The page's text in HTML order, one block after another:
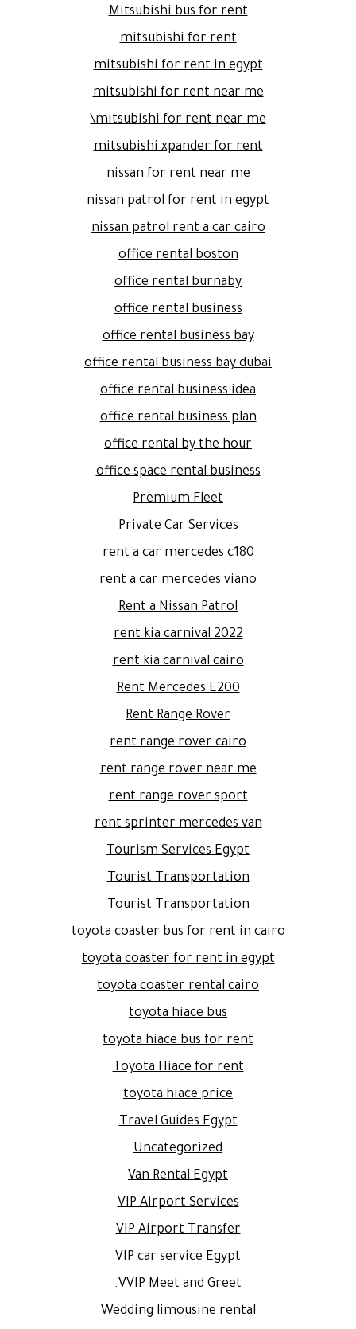
Mitsubishi bus for rent
mitsubishi for rent
mitsubishi for rent in egypt
mitsubishi for rent near me
mitsubishi for rent near me\
mitsubishi xpander for rent
nissan for rent near me
nissan patrol for rent in egypt
nissan patrol rent a car cairo
office rental boston
office rental burnaby
office rental business
office rental business bay
office rental business bay dubai
office rental business idea
office rental business plan
office rental by the hour
office space rental business
Premium Fleet
Private Car Services
rent a car mercedes c180
rent a car mercedes viano
Rent a Nissan Patrol
rent kia carnival 2022
rent kia carnival cairo
Rent Mercedes E200
Rent Range Rover
rent range rover cairo
rent range rover near me
rent range rover sport
rent sprinter mercedes van
Tourism Services Egypt
Tourist Transportation
Tourist Transportation
toyota coaster bus for rent in cairo
toyota coaster for rent in egypt
toyota coaster rental cairo
toyota hiace bus
toyota hiace bus for rent
Toyota Hiace for rent
toyota hiace price
Travel Guides Egypt
Uncategorized
Van Rental Egypt
VIP Airport Services
VIP Airport Transfer
VIP car service Egypt
VVIP Meet and Greet.
Wedding limousine rental